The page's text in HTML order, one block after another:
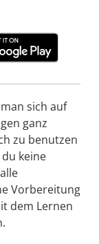
sich auf
ganz
zu benutzen
keine
Vorbereitung
dem Lernen